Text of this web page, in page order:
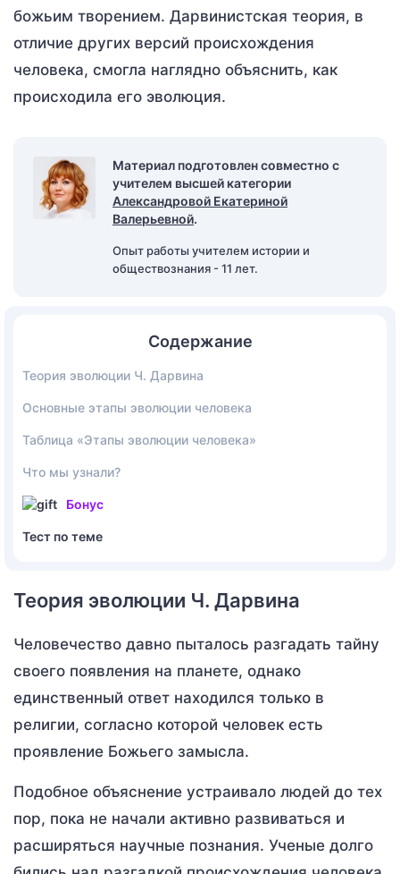
божьим творением. Дарвинистская теория, в
отличие других версий происхождения
человека, смогла наглядно объяснить, как
происходила его эволюция.
Материал подготовлен совместно с
учителем высшей категории
Александровой Екатериной
Валерьевной.
Опыт работы учителем истории и
обществознания - 11 лет.
Содержание
Теория эволюции Ч. Дарвина
Основные этапы эволюции человека
Таблица «Этапы эволюции человека»
Что мы узнали?
Бонус
Тест по теме
Теория эволюции Ч. Дарвина
Человечество давно пыталось разгадать тайну
своего появления на планете, однако
единственный ответ находился только в
религии, согласно которой человек есть
проявление Божьего замысла.
Подобное объяснение устраивало людей до тех
пор, пока не начали активно развиваться и
расширяться научные познания. Ученые долго